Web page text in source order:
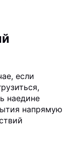
если
наедине
напрямую